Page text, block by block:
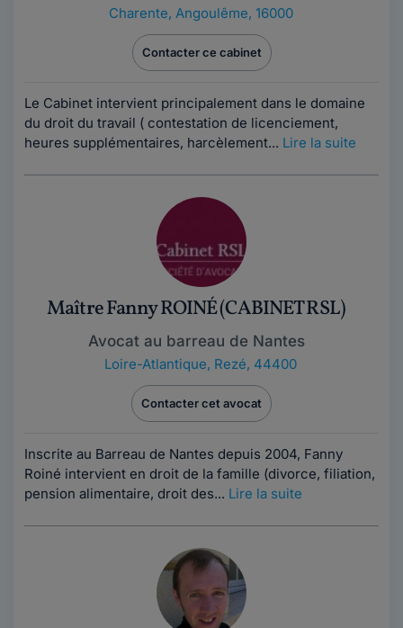
Charente, Angoulême, 16000
Contacter ce cabinet
Le Cabinet intervient principalement dans le domaine
du droit du travail ( contestation de licenciement,
heures supplémentaires, harcèlement... Lire la suite
Maître Fanny ROINÉ (CABINET RSL)
Avocat au barreau de Nantes
Loire-Atlantique, Rezé, 44400
Contacter cet avocat
Inscrite au Barreau de Nantes depuis 2004, Fanny
Roiné intervient en droit de la famille (divorce, filiation,
pension alimentaire, droit des... Lire la suite